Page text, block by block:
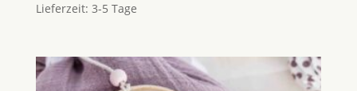
Lieferzeit: 3-5 Tage